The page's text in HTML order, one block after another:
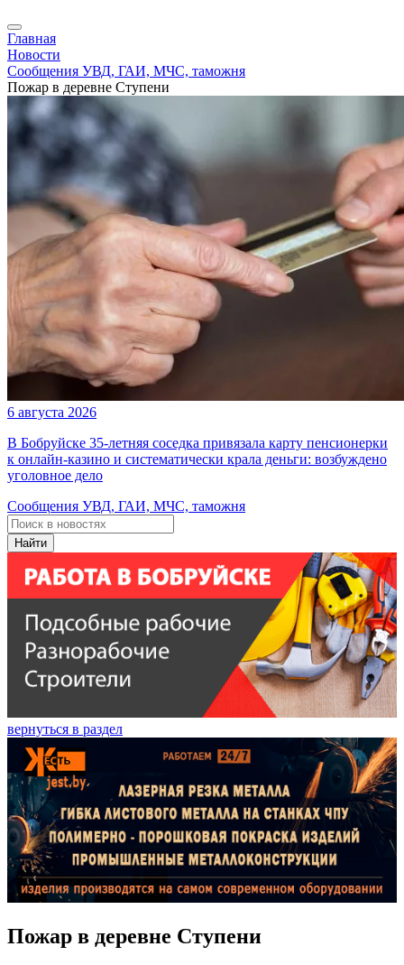
Главная
Новости
Сообщения УВД, ГАИ, МЧС, таможня
Пожар в деревне Ступени
6 августа 2026
В Бобруйске 35-летняя соседка привязала карту пенсионерки
к онлайн-казино и систематически крала деньги: возбуждено
уголовное дело
Сообщения УВД, ГАИ, МЧС, таможня
Найти
вернуться в раздел
Пожар в деревне Ступени